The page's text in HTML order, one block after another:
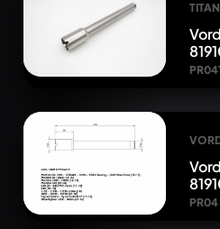
TITAN
PR04